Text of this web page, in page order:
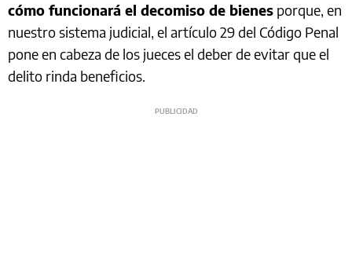
cómo funcionará el decomiso de bienes porque, en
nuestro sistema judicial, el artículo 29 del Código Penal
pone en cabeza de los jueces el deber de evitar que el
delito rinda beneficios.